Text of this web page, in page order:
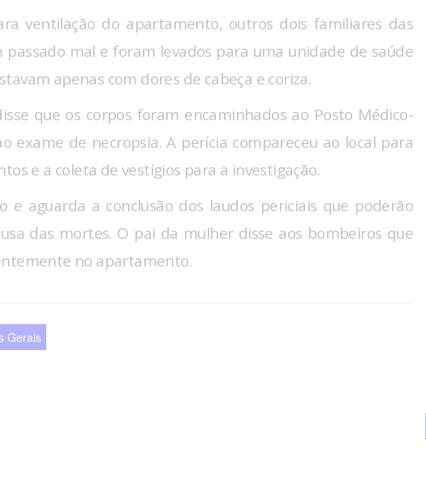
ventilação do apartamento, outros dois familiares das
mal e foram levados para uma unidade de saúde
apenas com dores de cabeça e coriza.
que os corpos foram encaminhados ao Posto Médico-
exame de necropsia. A perícia compareceu ao local para
e a coleta de vestígios para a investigação.
e aguarda a conclusão dos laudos periciais que poderão
das mortes. O pai da mulher disse aos bombeiros que
no apartamento.
Gerais